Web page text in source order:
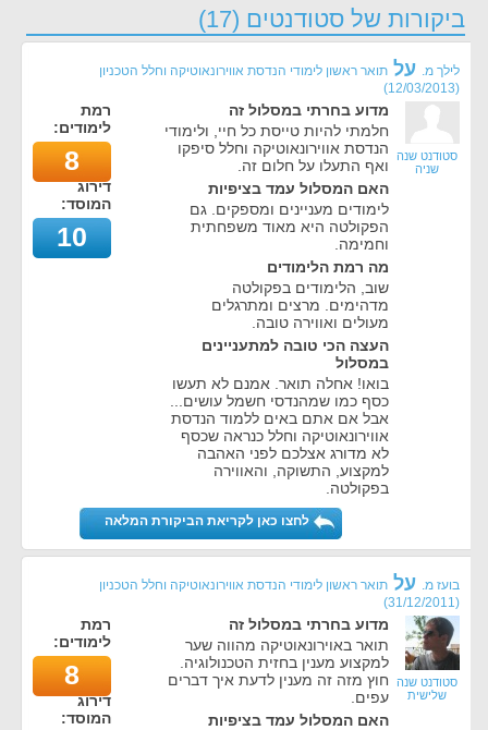
ביקורות של סטודנטים (17)
לילך מ. על תואר ראשון לימודי הנדסת אווירונאוטיקה וחלל הטכניון
(
12/03/2013
)
סטודנט שנה
שניה
מדוע בחרתי במסלול זה
חלמתי להיות טייסת כל חיי, ולימודי
הנדסת אווירונאוטיקה וחלל סיפקו
ואף התעלו על חלום זה.
האם המסלול עמד בציפיות
לימודים מעניינים ומספקים. גם
הפקולטה היא מאוד משפחתית
וחמימה.
מה רמת הלימודים
שוב, הלימודים בפקולטה
מדהימים. מרצים ומתרגלים
מעולים ואווירה טובה.
העצה הכי טובה למתעניינים
במסלול
בואו! אחלה תואר. אמנם לא תעשו
כסף כמו שמהנדסי חשמל עושים...
אבל אם אתם באים ללמוד הנדסת
אווירונאוטיקה וחלל כנראה שכסף
לא מדורג אצלכם לפני האהבה
למקצוע, התשוקה, והאווירה
בפקולטה.
רמת
לימודים:
8
דירוג
המוסד:
10
לחצו כאן לקריאת הביקורת המלאה
בועז מ. על תואר ראשון לימודי הנדסת אווירונאוטיקה וחלל הטכניון
(
31/12/2011
)
סטודנט שנה
שלישית
מדוע בחרתי במסלול זה
תואר באוירונאוטיקה מהווה שער
למקצוע מענין בחזית הטכנולוגיה.
חוץ מזה זה מענין לדעת איך דברים
עפים.
האם המסלול עמד בציפיות
רמת
לימודים:
8
דירוג
המוסד: